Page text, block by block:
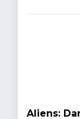
Aliens: